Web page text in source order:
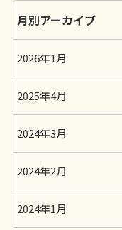
月別アーカイブ
2026年1月
2025年4月
2024年3月
2024年2月
2024年1月